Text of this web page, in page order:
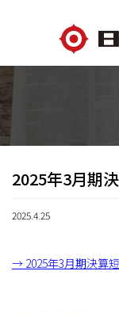
2025年3月期
2025.4.25
→ 2025年3月期決算